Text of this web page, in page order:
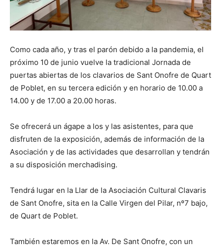
Como cada año, y tras el parón debido a la pandemia, el
próximo 10 de junio vuelve la tradicional Jornada de
puertas abiertas de los clavarios de Sant Onofre de Quart
de Poblet, en su tercera edición y en horario de 10.00 a
14.00 y de 17.00 a 20.00 horas.
Se ofrecerá un ágape a los y las asistentes, para que
disfruten de la exposición, además de información de la
Asociación y de las actividades que desarrollan y tendrán
a su disposición merchadising.
Tendrá lugar en la Llar de la Asociación Cultural Clavaris
de Sant Onofre, sita en la Calle Virgen del Pilar, nº7 bajo,
de Quart de Poblet.
También estaremos en la Av. De Sant Onofre, con un